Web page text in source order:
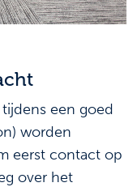
een goed
worden
eerst contact op
over het